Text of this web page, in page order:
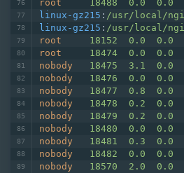
root
18488  0.0  0.0
linux-gz215 : /usr/local/
linux-gz215 : /usr/local/
root
18152  0.0  0.0
root
18474  0.0  0.0
nobody
18475  3.1  0.0
nobody
18476  0.0  0.0
nobody
18477  0.8  0.0
nobody
18478  0.2  0.0
nobody
18479  0.2  0.0
nobody
18480  0.0  0.0
nobody
18481  0.3  0.0
nobody
18482  0.0  0.0
nobody
18570  2.0  0.0